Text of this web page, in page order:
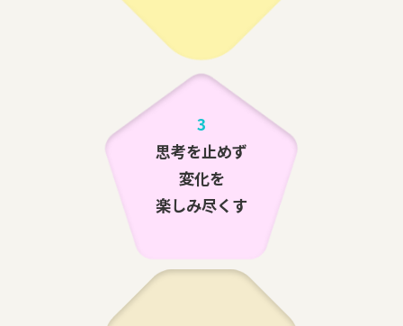
3
思考を止めず
変化を
楽しみ尽くす